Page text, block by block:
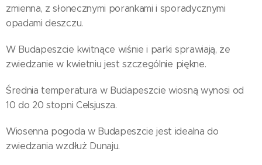
zmienna, z słonecznymi porankami i sporadycznymi
opadami deszczu.
W Budapeszcie kwitnące wiśnie i parki sprawiają, że
zwiedzanie w kwietniu jest szczególnie piękne.
Średnia temperatura w Budapeszcie wiosną wynosi od
10 do 20 stopni Celsjusza.
Wiosenna pogoda w Budapeszcie jest idealna do
zwiedzania wzdłuż Dunaju.